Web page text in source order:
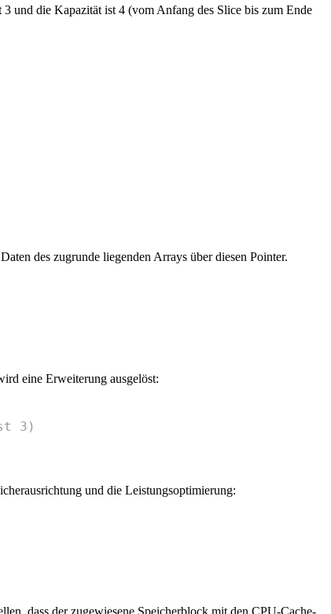
3 und die Kapazität ist 4 (vom Anfang des Slice bis zum Ende
des zugrunde liegenden Arrays über diesen Pointer.
eine Erweiterung ausgelöst:
3)
und die Leistungsoptimierung: